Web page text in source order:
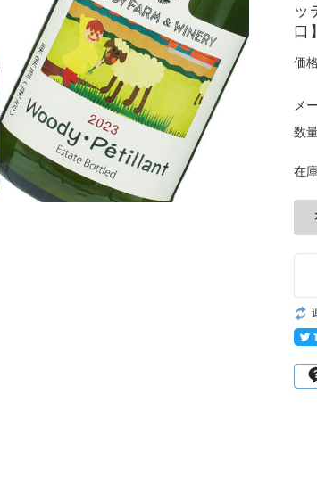
ッ
口】
価
メ
数
在